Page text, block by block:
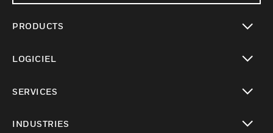
PRODUCTS
LOGICIEL
SERVICES
INDUSTRIES